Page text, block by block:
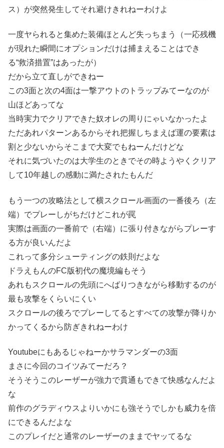
ス）が突然発生してそれ避けきれねーわけよ
一度ヤられると集めた装備ほとんど失っちまう（一応残機
が現れた瞬間にオプションだけは捕まえることはでき
る“救済措置”はあったが）
だから立て直しができねー
この3面と次の4面は一撃アウトのトラップみてーなのが
山ほどあってな
当時実力でクリアできた奴オレの周りにゃいなかったよ
ただあれパターンあるからそれ把握しちまえば運の要素は
割と少ないからそこまで大変でもねーんだけどな
それに気づいたのは大学生のときでその時ようやくクリア
して10年越しの感動に満たされたもんだ
もう一つの攻略法として横スクロール画面の一番後ろ（左
端）でプレーしがちだけどこれが罠
実際は画面の一番前で（右端）に張り付きながらプレーす
る方が良いんだよ
これって多分シューティングの鉄則だよな
ドラえもんのFC版初代の魔境編もそう
あれもスクロールの先頭にへばりつきながら移動するのが
最も攻撃をくらいにくい
スクロールの後ろでプレーしてるとすべての攻撃が降りか
かってくるから防ぎきれねーわけ
Youtubeにもあるじゃねーかサラマンダーの3面
まさに今回のコイツみてーだろ？
そうそうこのレーザーが強力で貫通もできて快感なんだよ
な
前作のグラディウスよりいかにも強そうでしかも威力を倍
にできるんだよな
このプレイだと通常のレーザーのままでヤッてるな